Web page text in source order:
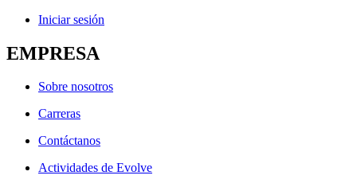
Iniciar sesión
EMPRESA
Sobre nosotros
Carreras
Contáctanos
Actividades de Evolve